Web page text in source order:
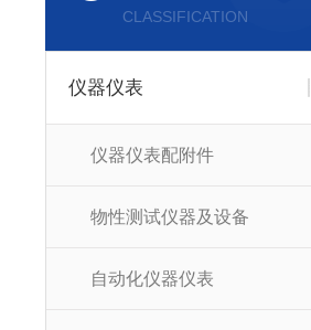
CLASSIFICATION
仪器仪表
仪器仪表配附件
物性测试仪器及设备
自动化仪器仪表